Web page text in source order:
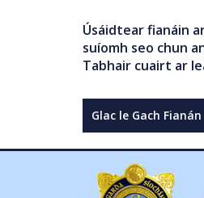
Úsáidtear fianáin
suíomh seo chun
Tabhair cuairt ar
Glac le Gach Fianán